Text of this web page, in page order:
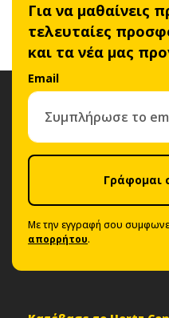
Για να μαθαίνεις
τελευταίες
και τα νέα μας
Email
Γράφομαι
Με την εγγραφή σου
απορρήτου.